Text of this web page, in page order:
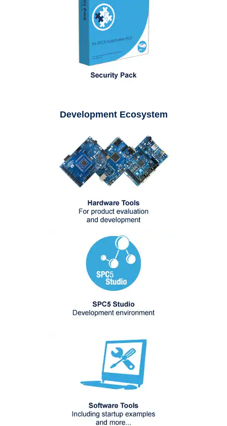
Development Ecosystem